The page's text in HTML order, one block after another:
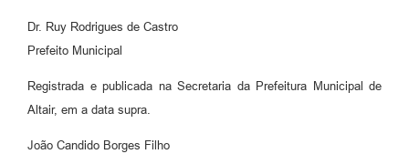
Dr. Ruy Rodrigues de Castro
Prefeito Municipal
Registrada e publicada na Secretaria da Prefeitura Municipal de
Altair, em a data supra.
João Candido Borges Filho